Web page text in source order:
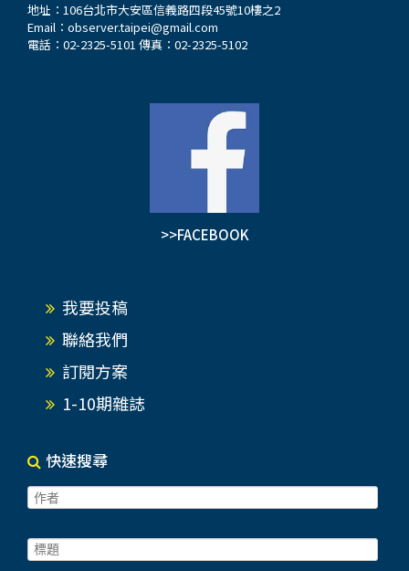
地址：106台北市大安區信義路四段45號10樓之2
Email： observer.taipei@gmail.com
電話：02-2325-5101 傳真：02-2325-5102
>>FACEBOOK
我要投稿
聯絡我們
訂閱方案
1-10期雜誌
快速搜尋